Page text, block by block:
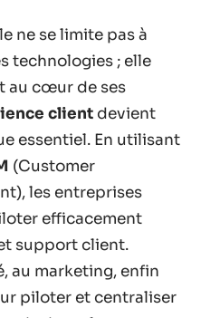
ne se limite pas à
technologies ; elle
au cœur de ses
client devient
essentiel. En utilisant
(Customer
les entreprises
efficacement
support client.
au marketing, enfin
piloter et centraliser